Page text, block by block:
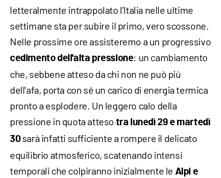
letteralmente intrappolato l'Italia nelle ultime
settimane sta per subire il primo, vero scossone.
Nelle prossime ore assisteremo a un progressivo
cedimento dell'alta pressione: un cambiamento
che, sebbene atteso da chi non ne può più
dell'afa, porta con sé un carico di energia termica
pronto a esplodere. Un leggero calo della
pressione in quota atteso tra lunedì 29 e martedì
30sarà infatti sufficiente a rompere il delicato
equilibrio atmosferico, scatenando intensi
temporali che colpiranno inizialmente le Alpi e